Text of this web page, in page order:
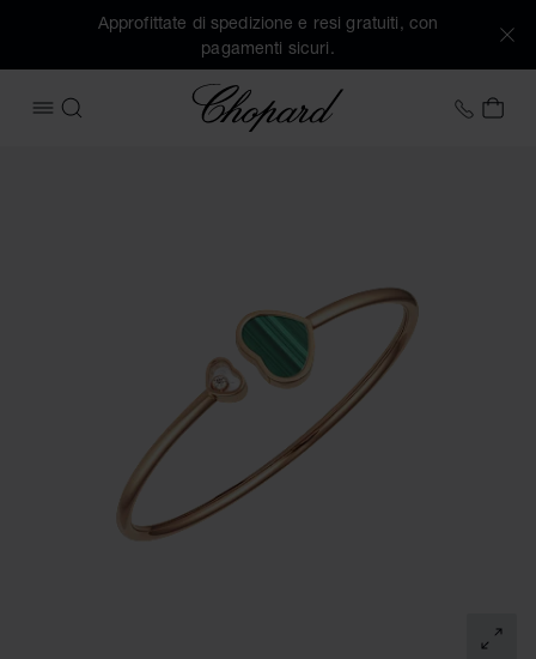
Approfittate di spedizione e resi gratuiti, con
pagamenti sicuri.
APRIRE IL MENU
CERCA
Chopard +39
IL